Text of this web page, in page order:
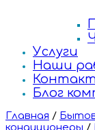
Услуги
Наши
Блог
Главная /
кондиционеры /